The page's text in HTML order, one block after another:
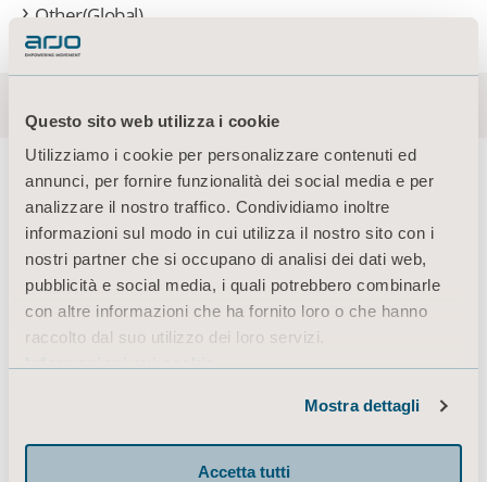
Questo sito web utilizza i cookie
Utilizziamo i cookie per personalizzare contenuti ed
annunci, per fornire funzionalità dei social media e per
analizzare il nostro traffico. Condividiamo inoltre
informazioni sul modo in cui utilizza il nostro sito con i
nostri partner che si occupano di analisi dei dati web,
pubblicità e social media, i quali potrebbero combinarle
con altre informazioni che ha fornito loro o che hanno
raccolto dal suo utilizzo dei loro servizi.
Mostra dettagli
Accetta tutti
Other(Global)
About us
Prodotti
Servizi e soluzioni
Chi siamo